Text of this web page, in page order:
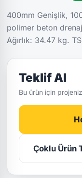
400mm Genişlik,
polimer beton drenaj
Ağırlık: 34.47 kg.
Teklif Al
Bu ürün için
Çoklu Ürün